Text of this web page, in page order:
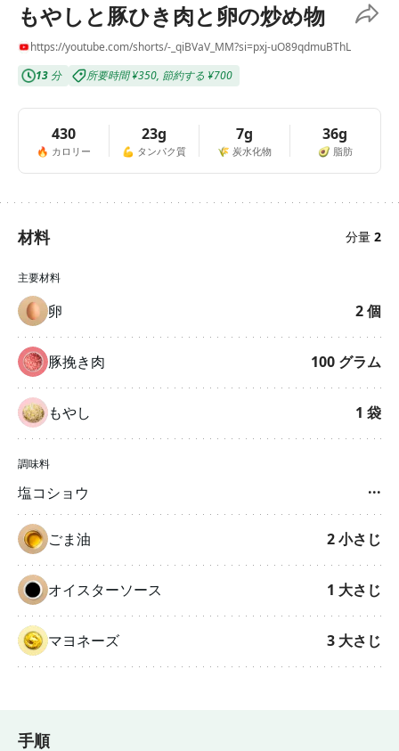
もやしと豚ひき肉と卵の炒め物
https://youtube.com/shorts/-_qiBVaV_MM?si=pxj-uO89qdmuBThL
13分 所要時間¥350, 節約する ¥700
430
🔥 カロリー
23g
💪 タンパク質
7g
🌾 炭水化物
36g
🥑 脂肪
材料 分量 2
主要材料
卵 2個
豚挽き肉 100 グラム
もやし 1 袋
調味料
塩コショウ ···
ごま油 2小さじ
オイスターソース 1 大さじ
マヨネーズ 3大さじ
手順